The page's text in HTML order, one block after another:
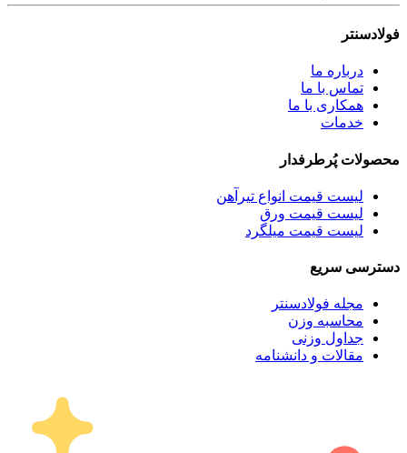
فولادسنتر
درباره ما
تماس با ما
همکاری با ما
خدمات
محصولات پُرطرفدار
لیست قیمت انواع تیرآهن
لیست قیمت ورق
لیست قیمت میلگرد
دسترسی سریع
مجله فولادسنتر
محاسبه وزن
جداول وزنی
مقالات و دانشنامه